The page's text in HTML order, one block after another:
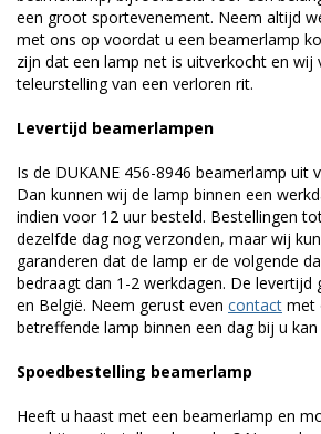
een groot sportevenement. Neem altijd
met ons op voordat u een beamerlamp
zijn dat een lamp net is uitverkocht en wij
teleurstelling van een verloren rit.
Levertijd beamerlampen
Is de DUKANE 456-8946 beamerlamp uit
Dan kunnen wij de lamp binnen een
indien voor 12 uur besteld. Bestellingen
dezelfde dag nog verzonden, maar wij
garanderen dat de lamp er de volgende
bedraagt dan 1-2 werkdagen. De levertijd
en België. Neem gerust even contact met
betreffende lamp binnen een dag bij u kan
Spoedbestelling beamerlamp
Heeft u haast met een beamerlamp en